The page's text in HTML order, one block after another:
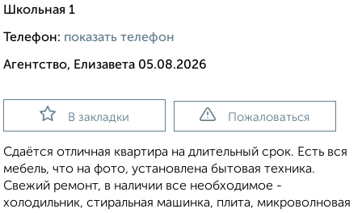
Школьная 1
Телефон: показать телефон
Агентство, Елизавета 05.08.2026
В закладки Пожаловаться
Сдаётся отличная квартира на длительный срок. Есть вся
мебель, что на фото, установлена бытовая техника.
Свежий ремонт, в наличии все необходимое -
холодильник, стиральная машинка, плита, микроволновая